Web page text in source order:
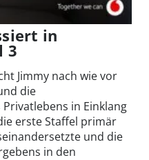
in
3
Jimmy nach wie vor
die
in Einklang
erste Staffel primär
und die
in den